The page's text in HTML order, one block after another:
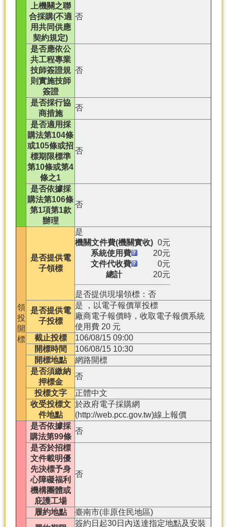
上機關之聯
合採購(不適
用共同供應
契約規定)
否
是否應依公
共工程專業
技師簽證規
則實施技師
簽證
否
是否採行協
商措施
否
是否適用採
購法第104條
或105條或招
標期限標準
第10條或第4
條之1
否
是否依據採
購法第106條
第1項第1款
辦理
否
領
投
開
標
是否提供電
子領標
是
機關文件費(機關實收) 0元
系統使用費
20元
文件代收費
0元
總計
20元
是否提供現場領標：否
是否提供電
子投標
是 ，以電子報價單投標
廠商電子報價時，收取電子報價系統
使用費 20 元
截止投標
106/08/15 09:00
開標時間
106/08/15 10:30
開標地點
網路開標
是否須繳納
押標金
否
投標文字
正體中文
收受投標文
件地點
於政府電子採購網
(http://web.pcc.gov.tw)線上報價
是否依據採
購法第99條
否
是否於招標
文件載明優
先決標予身
心障礙福利
機構團體或
庇護工場
否
履約地點
臺南市(非原住民地區)
簽約日起30日內送達指定地點及安裝